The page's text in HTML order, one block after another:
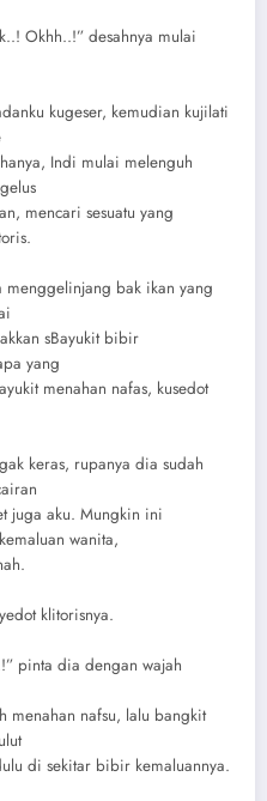
Okhh..!” desahnya mulai
kugeser, kemudian kujilati
Indi mulai melenguh
mencari sesuatu yang
bak ikan yang
sBayukit bibir
yang
menahan nafas, kusedot
keras, rupanya dia sudah
juga aku. Mungkin ini
wanita,
klitorisnya.
pinta dia dengan wajah
menahan nafsu, lalu bangkit
di sekitar bibir kemaluannya.